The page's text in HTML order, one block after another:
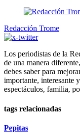
Redacción Trome
Los periodistas de la
de una manera
debes saber para
importante, interesante
espectáculos, familia,
tags relacionadas
Pepitas